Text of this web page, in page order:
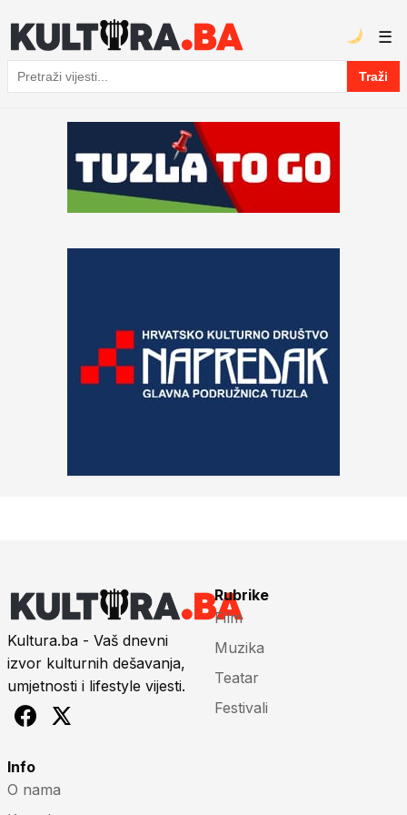
Pretraga
Traži
☰
Kultura.ba - Vaš dnevni
izvor kulturnih dešavanja,
umjetnosti i lifestyle vijesti.
Rubrike
Film
Muzika
Teatar
Festivali
Info
O nama